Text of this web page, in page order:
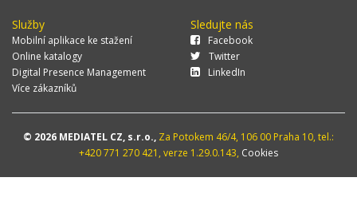
Služby
Mobilní aplikace ke stažení
Online katalogy
Digital Presence Management
Více zákazníků
Sledujte nás
Facebook
Twitter
LinkedIn
© 2026 MEDIATEL CZ, s.r.o., Za Potokem 46/4, 106 00 Praha 10, tel.:
+420 771 270 421, verze 1.29.0.143, Cookies